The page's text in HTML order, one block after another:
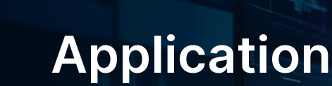
Application